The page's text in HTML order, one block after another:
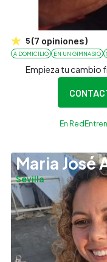
5 (7 opiniones)
A DOMICILIO EN UN GIMNASIO
Empieza tu cambio
En
Maria José
Sevilla